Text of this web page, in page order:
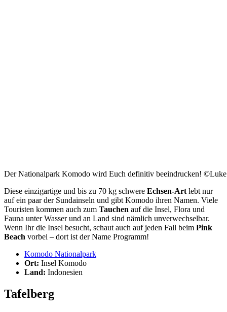
Der Nationalpark Komodo wird Euch definitiv beeindrucken! ©Luke
Diese einzigartige und bis zu 70 kg schwere Echsen-Art lebt nur
auf ein paar der Sundainseln und gibt Komodo ihren Namen. Viele
Touristen kommen auch zum Tauchen auf die Insel, Flora und
Fauna unter Wasser und an Land sind nämlich unverwechselbar.
Wenn Ihr die Insel besucht, schaut auch auf jeden Fall beim Pink
Beach vorbei – dort ist der Name Programm!
Komodo Nationalpark
Ort: Insel Komodo
Land: Indonesien
Tafelberg